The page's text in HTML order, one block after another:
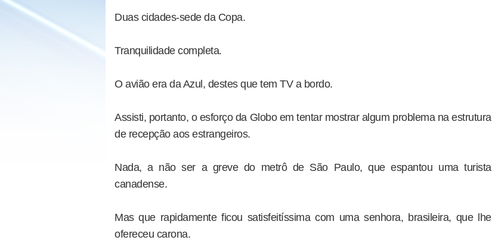
Duas cidades-sede da Copa.
Tranquilidade completa.
O avião era da Azul, destes que tem TV a bordo.
Assisti, portanto, o esforço da Globo em tentar mostrar algum problema na estrutura
de recepção aos estrangeiros.
Nada, a não ser a greve do metrô de São Paulo, que espantou uma turista
canadense.
Mas que rapidamente ficou satisfeitíssima com uma senhora, brasileira, que lhe
ofereceu carona.